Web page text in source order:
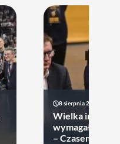
8 sierpnia 2026 19:22
Wielka impreza
wymagała
– Czasem